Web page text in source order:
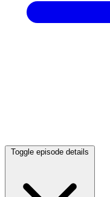
Toggle episode details